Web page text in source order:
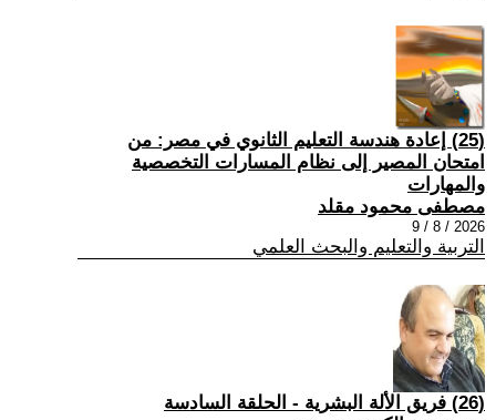
(25) إعادة هندسة التعليم الثانوي في مصر: من
امتحان المصير إلى نظام المسارات التخصصية
والمهارات
مصطفى محمود مقلد
2026 / 8 / 9
التربية والتعليم والبحث العلمي
(26) فريق الألة البشرية - الحلقة السادسة